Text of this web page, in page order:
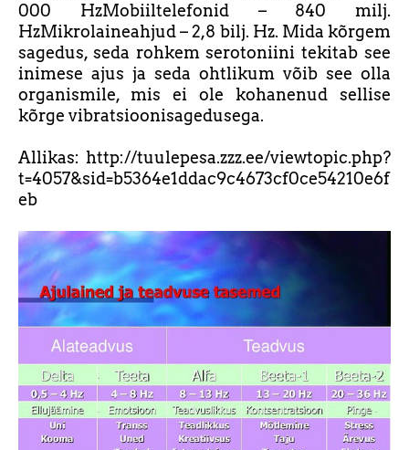
000 HzMobiiltelefonid – 840 milj.
HzMikrolaineahjud – 2,8 bilj. Hz. Mida kõrgem
sagedus, seda rohkem serotoniini tekitab see
inimese ajus ja seda ohtlikum võib see olla
organismile, mis ei ole kohanenud sellise
kõrge vibratsioonisagedusega.
Allikas: http://tuulepesa.zzz.ee/viewtopic.php?
t=4057&sid=b5364e1ddac9c4673cf0ce54210e6f
eb